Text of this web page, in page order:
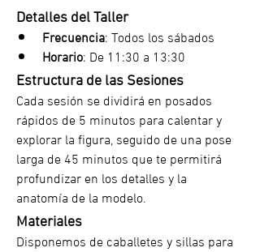
Detalles del Taller
Frecuencia: Todos los sábados
Horario: De 11:30 a 13:30
Estructura de las Sesiones
Cada sesión se dividirá en posados
rápidos de 5 minutos para calentar y
explorar la figura, seguido de una pose
larga de 45 minutos que te permitirá
profundizar en los detalles y la
anatomía de la modelo.
Materiales
Disponemos de caballetes y sillas para